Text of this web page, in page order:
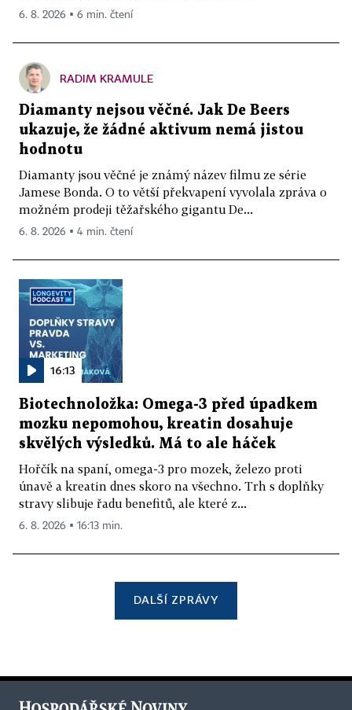
6. 8. 2026 ▪ 6 min. čtení
RADIM KRAMULE
Diamanty nejsou věčné. Jak De Beers
ukazuje, že žádné aktivum nemá jistou
hodnotu
Diamanty jsou věčné je známý název filmu ze série
Jamese Bonda. O to větší překvapení vyvolala zpráva o
možném prodeji těžařského gigantu De...
6. 8. 2026 ▪ 4 min. čtení
16:13
Biotechnoložka: Omega-3 před úpadkem
mozku nepomohou, kreatin dosahuje
skvělých výsledků. Má to ale háček
Hořčík na spaní, omega-3 pro mozek, železo proti
únavě a kreatin dnes skoro na všechno. Trh s doplňky
stravy slibuje řadu benefitů, ale které z...
6. 8. 2026 ▪ 16:13 min.
DALŠÍ ZPRÁVY